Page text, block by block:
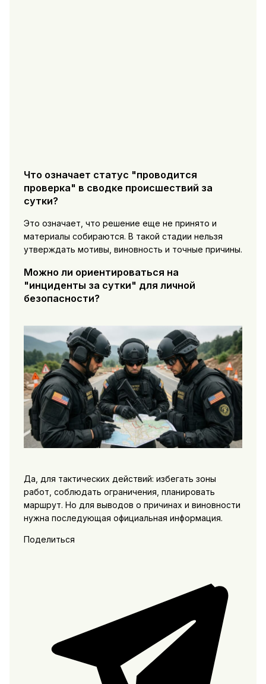
Что означает статус "проводится
проверка" в сводке происшествий за
сутки?
Это означает, что решение еще не принято и
материалы собираются. В такой стадии нельзя
утверждать мотивы, виновность и точные причины.
Можно ли ориентироваться на
"инциденты за сутки" для личной
безопасности?
Да, для тактических действий: избегать зоны
работ, соблюдать ограничения, планировать
маршрут. Но для выводов о причинах и виновности
нужна последующая официальная информация.
Поделиться